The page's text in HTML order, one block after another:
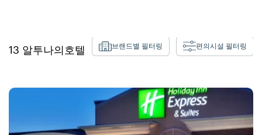
13 알투나의 호텔 브랜드별 필터링 편의시설 필터링